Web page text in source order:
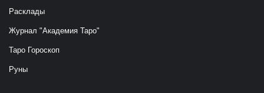
Расклады
Журнал "Академия Таро"
Таро Гороскоп
Руны